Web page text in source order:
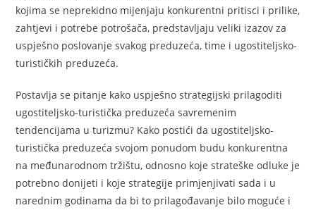
kojima se neprekidno mijenjaju konkurentni pritisci i prilike,
zahtjevi i potrebe potrošača, predstavljaju veliki izazov za
uspješno poslovanje svakog preduzeća, time i ugostiteljsko-
turističkih preduzeća.
Postavlja se pitanje kako uspješno strategijski prilagoditi
ugostiteljsko-turistička preduzeća savremenim
tendencijama u turizmu? Kako postići da ugostiteljsko-
turistička preduzeća svojom ponudom budu konkurentna
na međunarodnom tržištu, odnosno koje strateške odluke je
potrebno donijeti i koje strategije primjenjivati sada i u
narednim godinama da bi to prilagođavanje bilo moguće i